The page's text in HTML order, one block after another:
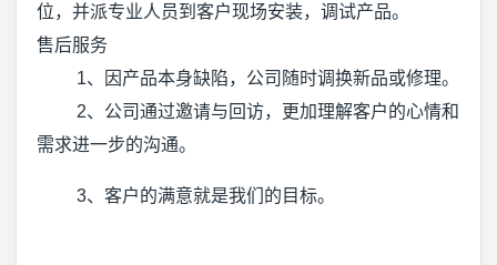
位，并派专业人员到客户现场安装，调试产品。
售后服务
1、因产品本身缺陷，公司随时调换新品或修理。
2、公司通过邀请与回访，更加理解客户的心情和
需求进一步的沟通。
3、客户的满意就是我们的目标。